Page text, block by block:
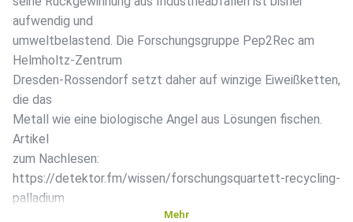
aufwendig und
umweltbelastend. Die Forschungsgruppe Pep2Rec am
Helmholtz-Zentrum
Dresden-Rossendorf setzt daher auf winzige Eiweißketten,
die das
Metall wie eine biologische Angel aus Lösungen fischen. ️
Artikel
zum Nachlesen:
https://detektor.fm/wissen/forschungsquartett-recycling-
palladium
Mehr